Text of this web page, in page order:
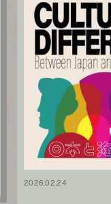
2026.02.24